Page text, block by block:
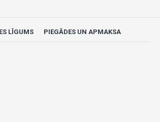
LĪGUMS PIEGĀDES UN APMAKSA